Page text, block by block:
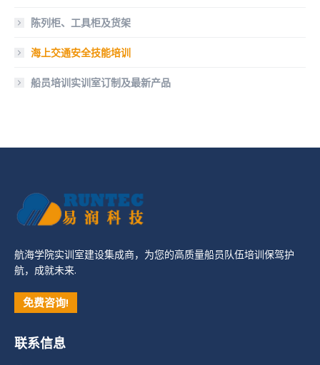
陈列柜、工具柜及货架
海上交通安全技能培训
船员培训实训室订制及最新产品
航海学院实训室建设集成商，为您的高质量船员队伍培训保驾护
航，成就未来.
免费咨询!
联系信息